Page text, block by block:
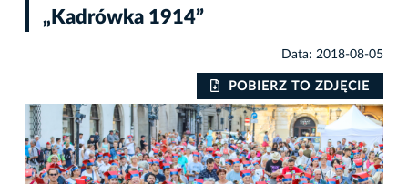
„Kadrówka 1914”
Data: 2018-08-05
POBIERZ TO ZDJĘCIE